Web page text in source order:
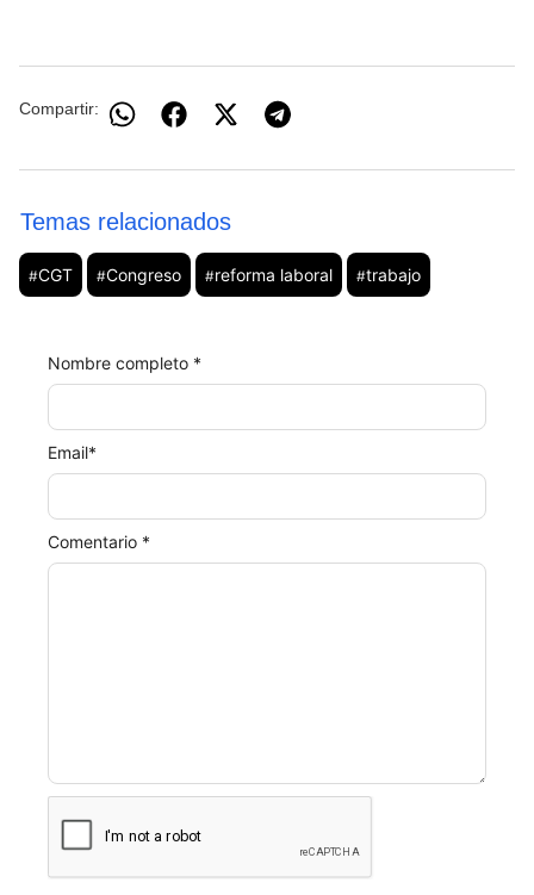
Compartir:
Temas relacionados
#CGT #Congreso #reforma laboral #trabajo
Comentario *
Nombre completo *
Email*